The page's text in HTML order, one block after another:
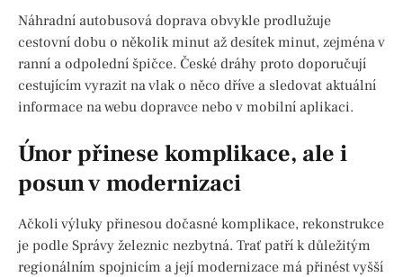
Náhradní autobusová doprava obvykle prodlužuje
cestovní dobu o několik minut až desítek minut, zejména v
ranní a odpolední špičce. České dráhy proto doporučují
cestujícím vyrazit na vlak o něco dříve a sledovat aktuální
informace na webu dopravce nebo v mobilní aplikaci.
Únor přinese komplikace, ale i
posun v modernizaci
Ačkoli výluky přinesou dočasné komplikace, rekonstrukce
je podle Správy železnic nezbytná. Trať patří k důležitým
regionálním spojnicím a její modernizace má přinést vyšší